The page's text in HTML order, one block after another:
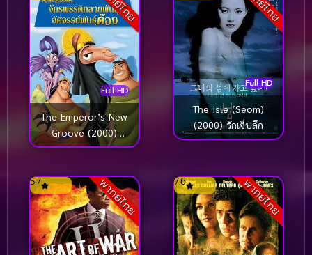
Full HD
The Emperor’s New
Groove (2000)
จักรพรรดิกลายพันธุ์
Full HD
The Isle (Seom)
(2000) รักเจ็บลึก
พากย์ไทย
5.7 พากย์ไทย
7.6